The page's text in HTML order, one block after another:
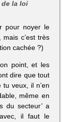
la loi
pour noyer le
mais c’est très
cachée ?)
point, et les
dire que tout
veux, il n’en
même en
du secteur’ a
il faut le